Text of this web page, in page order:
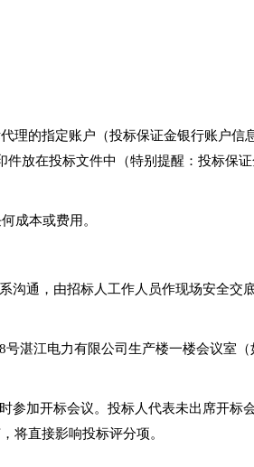
理的指定账户（投标保证金银行账户信
放在投标文件中（特别提醒：投标保
成本或费用。
沟通，由招标人工作人员作现场安全交
湛江电力有限公司生产楼一楼会议室（
加开标会议。投标人代表未出席开标
将直接影响投标评分项。